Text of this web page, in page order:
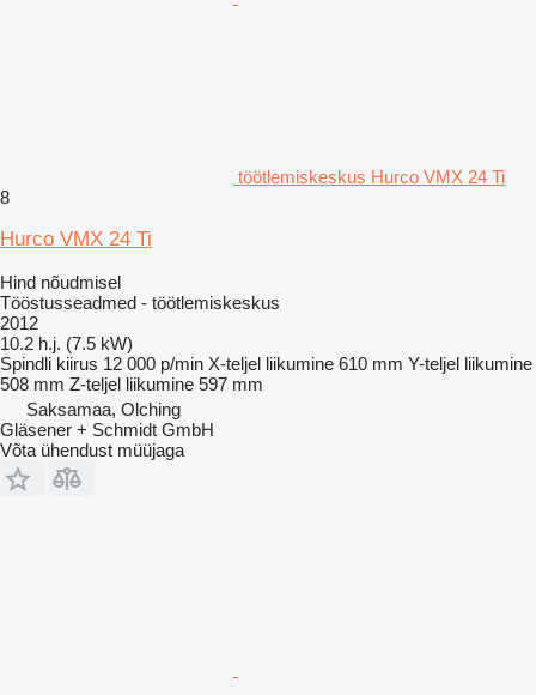
töötlemiskeskus Hurco VMX 24 Ti
8
Hurco VMX 24 Ti
Hind nõudmisel
Tööstusseadmed - töötlemiskeskus
2012
10.2 h.j. (7.5 kW)
Spindli kiirus 12 000 p/min X-teljel liikumine 610 mm Y-teljel liikumine
508 mm Z-teljel liikumine 597 mm
Saksamaa, Olching
Gläsener + Schmidt GmbH
Võta ühendust müüjaga